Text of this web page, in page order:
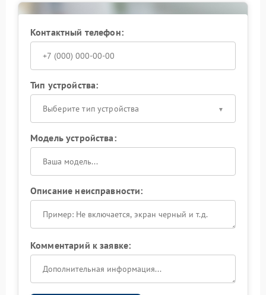
Контактный телефон:
Тип устройства:
Выберите тип устройства
Модель устройства:
Описание неисправности:
Комментарий к заявке: